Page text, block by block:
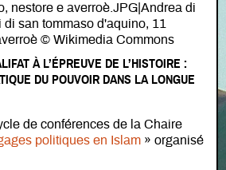
nestore e averroè.JPG|Andrea di
san tommaso d'aquino, 11
© Wikimedia Commons
À L’ÉPREUVE DE L’HISTOIRE :
DU POUVOIR DANS LA LONGUE
de conférences de la Chaire
politiques en Islam » organisé